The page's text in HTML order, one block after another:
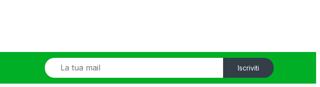
E
m
a
Iscriviti